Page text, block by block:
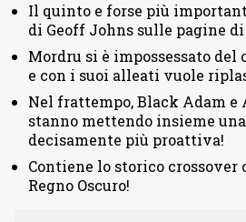
Il quinto e forse più
di Geoff Johns sulle pagine di
Mordru si è impossessato del
e con i suoi alleati vuole
Nel frattempo, Black Adam e
stanno mettendo insieme
decisamente più proattiva!
Contiene lo storico crossover
Regno Oscuro!